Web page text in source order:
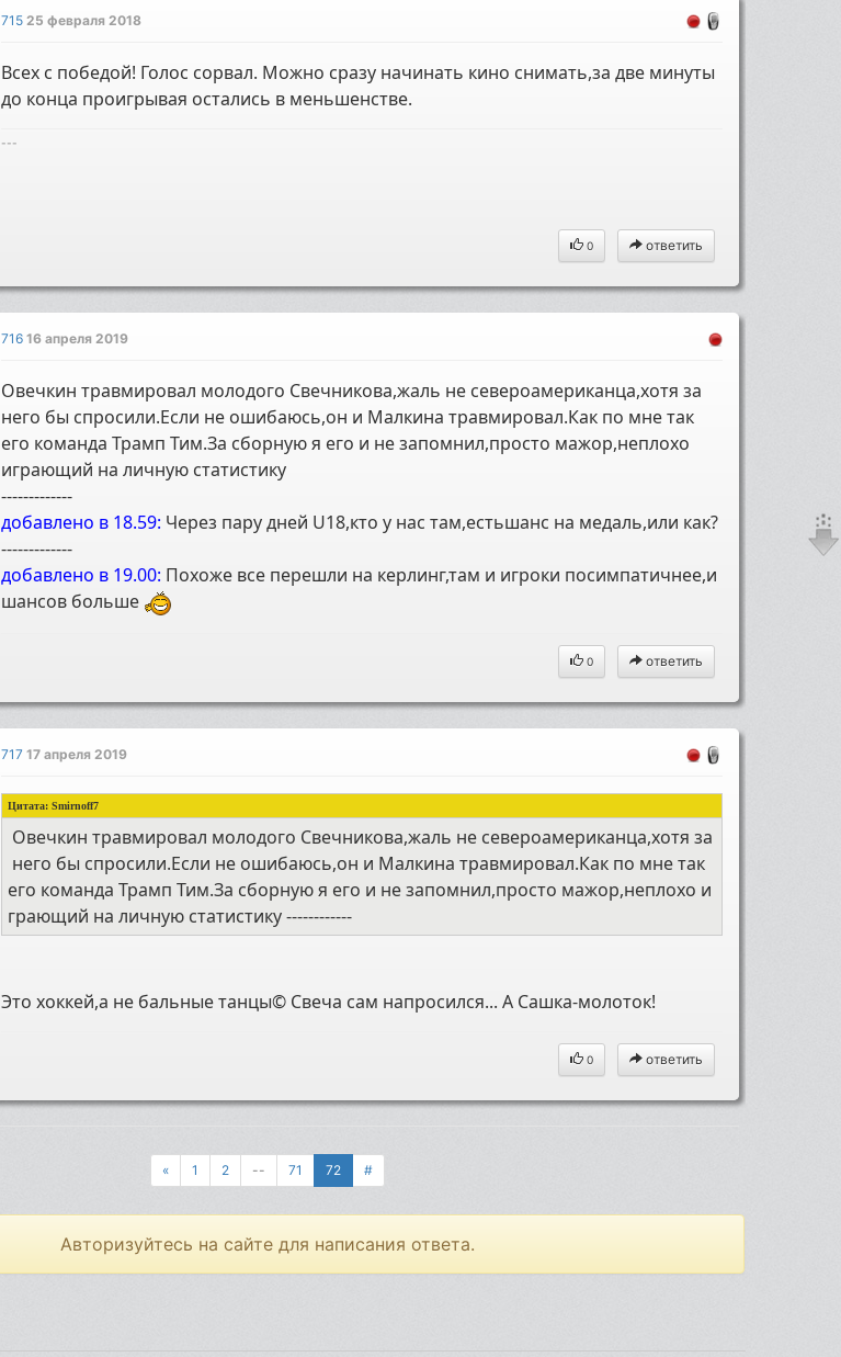
71525 февраля 2018
Всех с победой! Голос сорвал. Можно сразу начинать кино снимать,за две минуты
до конца проигрывая остались в меньшенстве.
---
0 ответить
71616 апреля 2019
Овечкин травмировал молодого Свечникова,жаль не североамериканца,хотя за
него бы спросили.Если не ошибаюсь,он и Малкина травмировал.Как по мне так
его команда Трамп Тим.За сборную я его и не запомнил,просто мажор,неплохо
играющий на личную статистику
-------------
добавлено в 18.59: Через пару дней U18,кто у нас там,естьшанс на медаль,или как?
-------------
добавлено в 19.00: Похоже все перешли на керлинг,там и игроки посимпатичнее,и
шансов больше
0 ответить
71717 апреля 2019
Цитата:Smirnoff7
Овечкин травмировал молодого Свечникова,жаль не североамериканца,хотя за
него бы спросили.Если не ошибаюсь,он и Малкина травмировал.Как по мне так
его команда Трамп Тим.За сборную я его и не запомнил,просто мажор,неплохо и
грающий на личную статистику ------------
Это хоккей,а не бальные танцы© Свеча сам напросился... А Сашка-молоток!
0 ответить
« 1 2 -- 71 72 #
Авторизуйтесь на сайте для написания ответа.